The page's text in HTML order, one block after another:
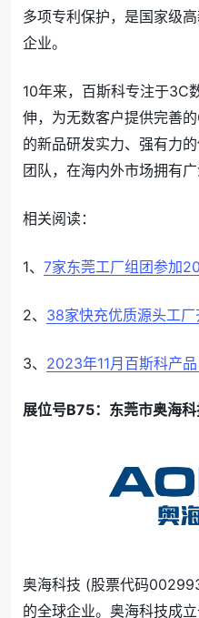
多项专利保护，是国家级
企业。
10年来，百斯科专注于3C
伸，为无数客户提供完善
的新品研发实力、强有力
团队，在海内外市场拥有广
相关阅读：
1、 7家东莞工厂组团参加
2、 38家快充优质源头工厂
3、 2023年11月百斯科产
展位号B75：东莞市奥海
奥海科技 (股票代码
的全球企业。奥海科技成